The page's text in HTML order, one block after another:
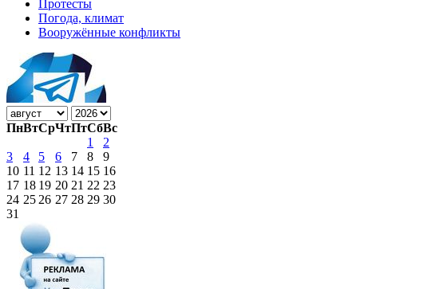
Протесты
Погода, климат
Вооружённые конфликты
ПнВтСрЧтПтСбВс
1
2
3
4 5 6 7 8
9
10 11 12 13 14 15 16
17 18 19 20 21 22 23
24 25 26 27 28 29 30
31